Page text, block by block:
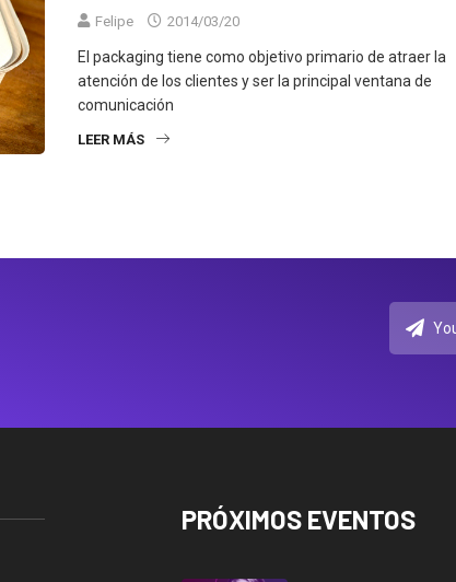
Felipe 2014/03/20
El packaging tiene como objetivo primario de atraer la
atención de los clientes y ser la principal ventana de
comunicación
LEER MÁS
PRÓXIMOS EVENTOS